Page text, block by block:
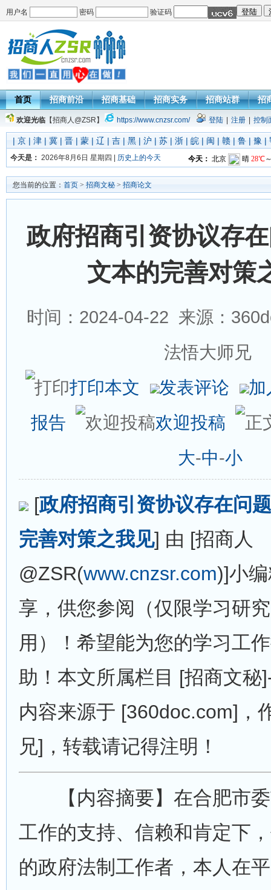
用户名 密码 验证码
首页 招商前沿 招商基础 招商实务 招商站群 招
欢迎光临 【招商人@ZSR】 https://www.cnzsr.com/ 登陆 注册 控制
| 京 | 津 | 冀 | 晋 | 蒙 | 辽 | 吉 | 黑 | 沪 | 苏 | 浙 | 皖 | 闽 | 赣 | 鲁 | 豫 |
今天是： 2026年8月6日 星期四 | 历史上的今天
您当前的位置： 首页 > 招商文秘 > 招商论文
政府招商引资协议存
文本的完善对策
时间：2024-04-22 来源：
法悟大师兄
打印本文
发表评论
加
报告
欢迎投稿
大-中-小
[政府招商引资协议存在问
完善对策之我见] 由 [招商人
@ZSR(www.cnzsr.com)]小
享，供您参阅（仅限学习研
用）！希望能为您的学习工
助！本文所属栏目 [招商文秘
内容来源于 [360doc.com]，
兄]，转载请记得注明！
【内容摘要】在合肥市委
工作的支持、信赖和肯定下
的政府法制工作者，本人在